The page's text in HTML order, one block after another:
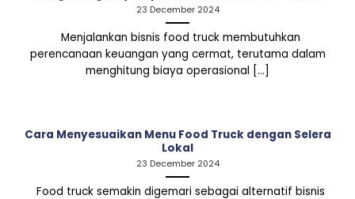
23 December 2024
Menjalankan bisnis food truck membutuhkan
perencanaan keuangan yang cermat, terutama dalam
menghitung biaya operasional [...]
Cara Menyesuaikan Menu Food Truck dengan Selera
Lokal
23 December 2024
Food truck semakin digemari sebagai alternatif bisnis